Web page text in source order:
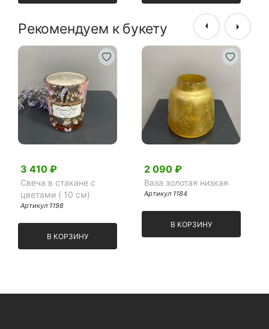
Рекомендуем к букету
3 410 ₽
Свеча в стакане с
цветами ( 10 см)
Артикул 1198
В КОРЗИНУ
2 090 ₽
Ваза золотая низкая
Артикул 1184
В КОРЗИНУ